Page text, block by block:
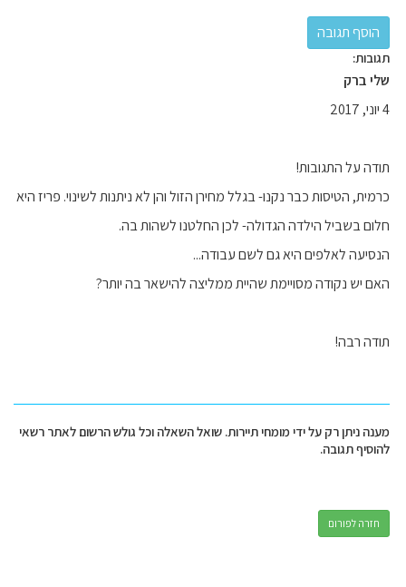
תגובות:
שלי ברק
4 יוני, 2017
תודה על התגובות!
כרמית, הטיסות כבר נקנו- בגלל מחירן הזול והן לא ניתנות לשינוי. פריז היא
חלום בשביל הילדה הגדולה- לכן החלטנו לשהות בה.
הנסיעה לאלפים היא גם לשם עבודה...
האם יש נקודה מסויימת שהיית ממליצה להישאר בה יותר?
תודה רבה!
מענה ניתן רק על ידי מומחי תיירות. שואל השאלה וכל גולש הרשום לאתר רשאי
להוסיף תגובה.
חזרה לפורום